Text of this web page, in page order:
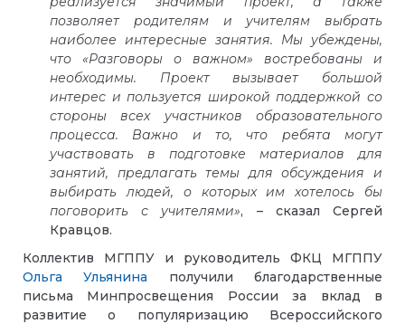
позволяет родителям и учителям выбрать
наиболее интересные занятия. Мы убеждены,
что «Разговоры о важном» востребованы и
необходимы. Проект вызывает большой
интерес и пользуется широкой поддержкой со
стороны всех участников образовательного
процесса. Важно и то, что ребята могут
участвовать в подготовке материалов для
занятий, предлагать темы для обсуждения и
выбирать людей, о которых им хотелось бы
поговорить с учителями», – сказал Сергей
Кравцов.
Коллектив МГППУ и руководитель ФКЦ МГППУ
Ольга Ульянина получили благодарственные
письма Минпросвещения России за вклад в
развитие о популяризацию Всероссийского